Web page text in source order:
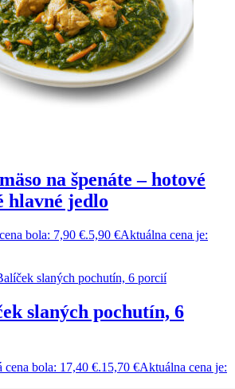
na špenáte – hotové
hlavné jedlo
bola: 7,90 €.5,90 €Aktuálna cena je:
slaných pochutín, 6
cena bola: 17,40 €.15,70 €Aktuálna cena je: